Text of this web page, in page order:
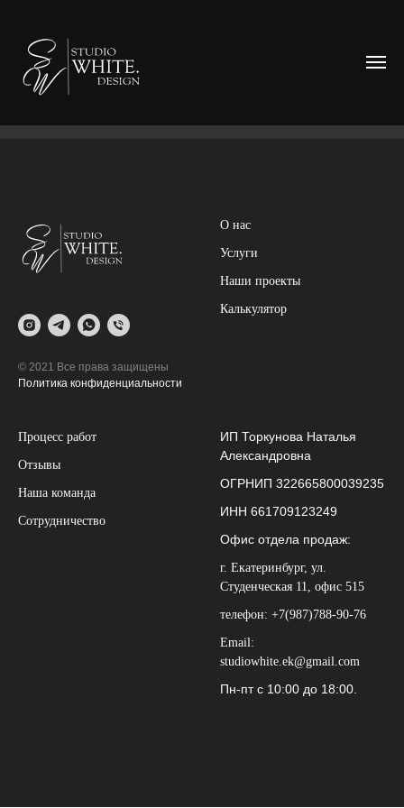
© 2021 Все права защищены
Политика конфиденциальности
О нас
Услуги
Наши проекты
Калькулятор
Процесс работ
Отзывы
Наша команда
Сотрудничество
ИП Торкунова Наталья
Александровна
ОГРНИП 322665800039235
ИНН 661709123249
Офис отдела продаж:
г. Екатеринбург, ул.
Студенческая 11, офис 515
телефон: +7(987)788-90-76
Email:
studiowhite.ek@gmail.com
Пн-пт с 10:00 до 18:00.